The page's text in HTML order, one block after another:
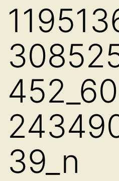
39_n